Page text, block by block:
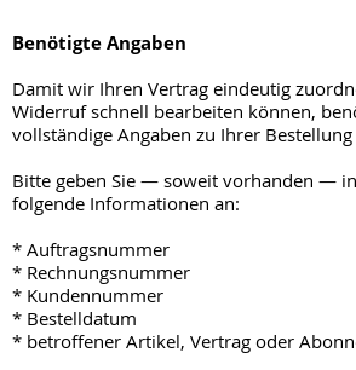
Benötigte Angaben
Damit wir Ihren Vertrag eindeutig
Widerruf schnell bearbeiten können,
vollständige Angaben zu Ihrer
Bitte geben Sie — soweit vorhanden —
folgende Informationen an:
* Auftragsnummer
* Rechnungsnummer
* Kundennummer
* Bestelldatum
* betroffener Artikel, Vertrag oder